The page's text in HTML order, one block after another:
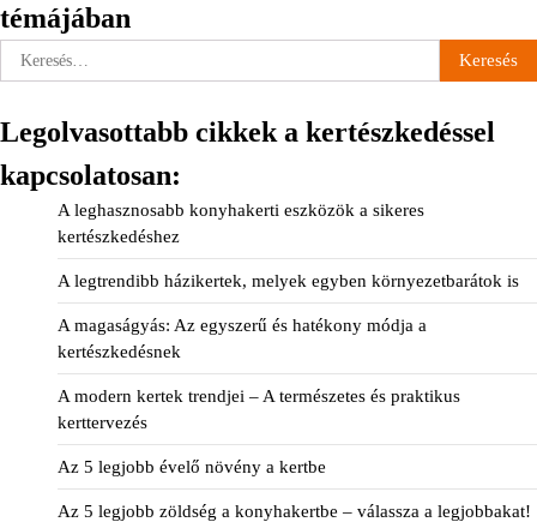
témájában
Keresés:
Legolvasottabb cikkek a kertészkedéssel
kapcsolatosan:
A leghasznosabb konyhakerti eszközök a sikeres
kertészkedéshez
A legtrendibb házikertek, melyek egyben környezetbarátok is
A magaságyás: Az egyszerű és hatékony módja a
kertészkedésnek
A modern kertek trendjei – A természetes és praktikus
kerttervezés
Az 5 legjobb évelő növény a kertbe
Az 5 legjobb zöldség a konyhakertbe – válassza a legjobbakat!